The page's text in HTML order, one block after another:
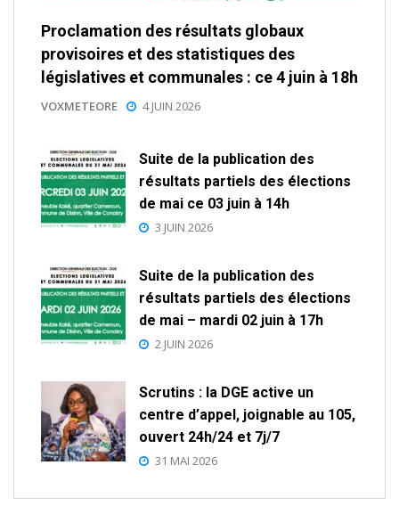
Proclamation des résultats globaux
provisoires et des statistiques des
législatives et communales : ce 4 juin à 18h
VOXMETEORE 4 JUIN 2026
Suite de la publication des
résultats partiels des élections
de mai ce 03 juin à 14h
3 JUIN 2026
Suite de la publication des
résultats partiels des élections
de mai – mardi 02 juin à 17h
2 JUIN 2026
Scrutins : la DGE active un
centre d’appel, joignable au 105,
ouvert 24h/24 et 7j/7
31 MAI 2026